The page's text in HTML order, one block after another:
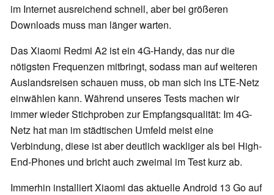
im Internet ausreichend schnell, aber bei größeren
Downloads muss man länger warten.
Das Xiaomi Redmi A2 ist ein 4G-Handy, das nur die
nötigsten Frequenzen mitbringt, sodass man auf weiteren
Auslandsreisen schauen muss, ob man sich ins LTE-Netz
einwählen kann. Während unseres Tests machen wir
immer wieder Stichproben zur Empfangsqualität: Im 4G-
Netz hat man im städtischen Umfeld meist eine
Verbindung, diese ist aber deutlich wackliger als bei High-
End-Phones und bricht auch zweimal im Test kurz ab.
Immerhin installiert Xiaomi das aktuelle Android 13 Go auf